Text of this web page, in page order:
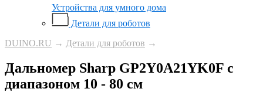
Устройства для умного дома
Детали для роботов
DUINO.RU → Детали для роботов →
Дальномер Sharp GP2Y0A21YK0F с
диапазоном 10 - 80 см